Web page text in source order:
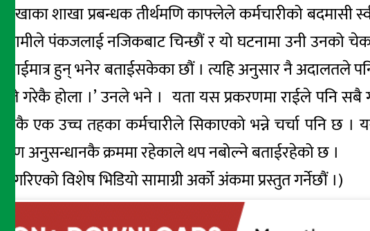
शाखाका शाखा प्रबन्धक तीर्थमणि काफ्लेले कर्मचारीको
हामीले पंकजलाई नजिकबाट चिन्छौं र यो घटनामा उनी उनको चेक
राईमात्र हुन् भनेर बताईसकेका छौं । त्यहि अनुसार नै अदालतले
गरेकै होला ।’ उनले भने । यता यस प्रकरणमा राईले पनि
एक उच्च तहका कर्मचारीले सिकाएको भन्ने चर्चा पनि छ ।
अनुसन्धानकै क्रममा रहेकाले थप नबोल्ने बताईरहेको छ ।
गरिएको विशेष भिडियो सामाग्री अर्को अंकमा प्रस्तुत गर्नेछौं ।)